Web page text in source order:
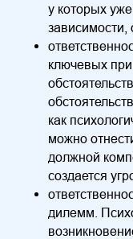
у которых
зависимости,
ключевых
как
можно
должной
создается
дилемм.